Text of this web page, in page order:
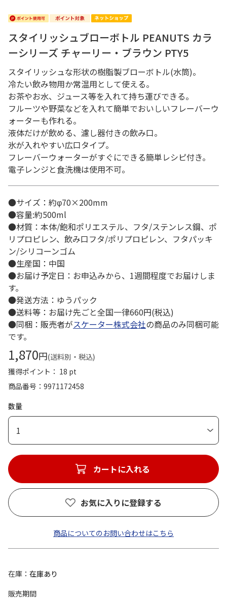
スタイリッシュブローボトル PEANUTS カラ
ーシリーズ チャーリー・ブラウン PTY5
スタイリッシュな形状の樹脂製ブローボトル(水筒)。
冷たい飲み物用か常温用として使える。
お茶やお水、ジュース等を入れて持ち運びできる。
フルーツや野菜などを入れて簡単でおいしいフレーバーウ
ォーターも作れる。
液体だけが飲める、濾し器付きの飲み口。
氷が入れやすい広口タイプ。
フレーバーウォーターがすぐにできる簡単レシピ付き。
電子レンジと食洗機は使用不可。
●サイズ：約φ70×200mm
●容量:約500ml
●材質：本体/飽和ポリエステル、フタ/ステンレス鋼、ポ
リプロピレン、飲み口フタ/ポリプロピレン、フタパッキ
ン/シリコーンゴム
●生産国：中国
●お届け予定日：お申込みから、1週間程度でお届けしま
す。
●発送方法：ゆうパック
●送料等：お届け先ごと全国一律660円(税込)
●同梱：販売者がスケーター株式会社の商品のみ同梱可能
です。
1,870円(送料別・税込)
獲得ポイント： 18 pt
商品番号
9971172458
数量
1
カートに入れる
お気に入りに登録する
商品についてのお問い合わせはこちら
在庫
在庫あり
販売期間